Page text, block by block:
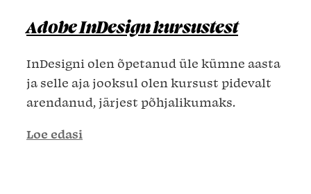
Adobe InDesign kursustest
InDesigni olen õpetanud üle kümne aasta
ja selle aja jooksul olen kursust pidevalt
arendanud, järjest põhjalikumaks.
Loe edasi